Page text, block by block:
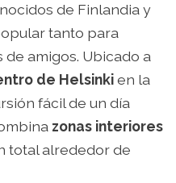
de Finlandia y
tanto para
amigos. Ubicado a
de Helsinkien la
fácil de un día
zonas interiores
total alrededor de